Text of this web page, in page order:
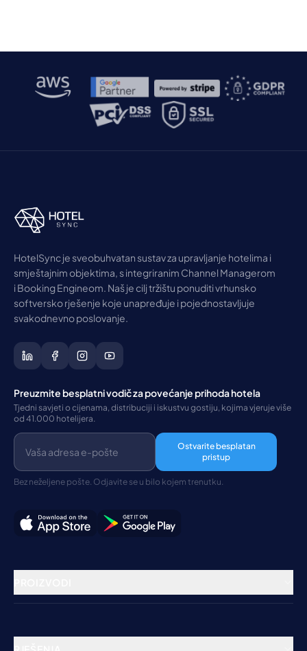
HotelSync je sveobuhvatan sustav za upravljanje hotelima i
smještajnim objektima, s integriranim Channel Managerom
i Booking Engineom. Naš je cilj tržištu ponuditi vrhunsko
softversko rješenje koje unapređuje i pojednostavljuje
svakodnevno poslovanje.
Preuzmite besplatni vodič za povećanje prihoda hotela
Tjedni savjeti o cijenama, distribuciji i iskustvu gostiju, kojima vjeruje više
od 41.000 hotelijera.
Ostvarite besplatan
pristup
Bez neželjene pošte. Odjavite se u bilo kojem trenutku.
Rezervacijski sustav